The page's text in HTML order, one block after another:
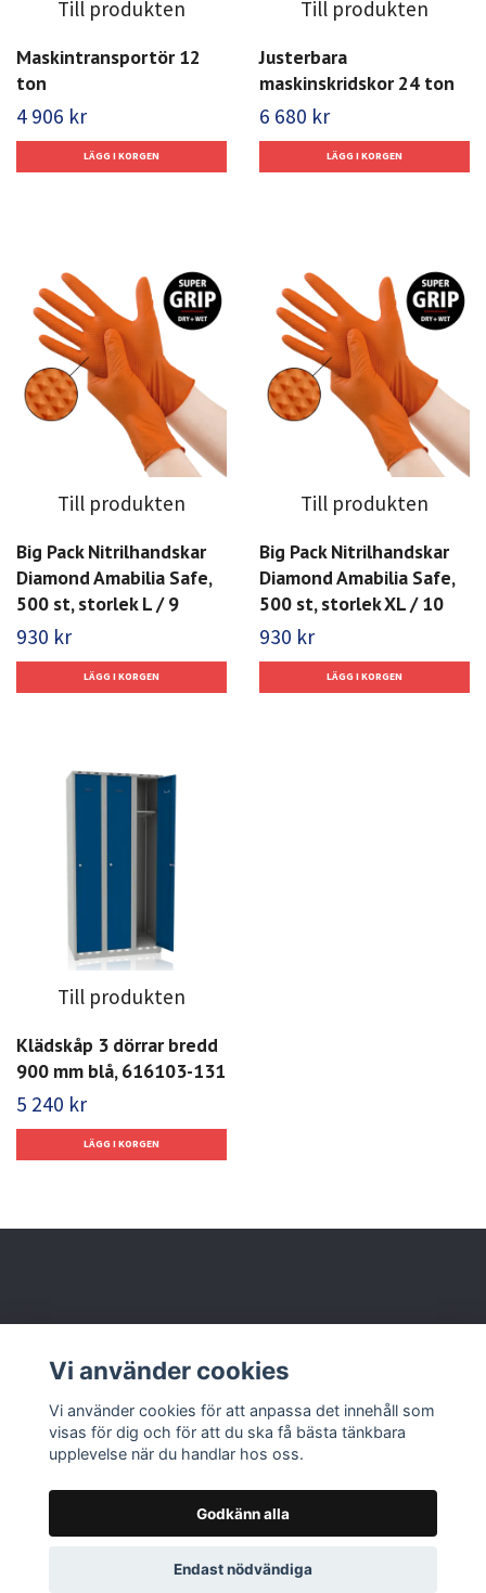
Till produkten
Maskintransportör 12
ton
4 906 kr
Till produkten
Justerbara
maskinskridskor 24 ton
6 680 kr
Till produkten
Big Pack Nitrilhandskar
Diamond Amabilia Safe,
500 st, storlek L / 9
930 kr
Till produkten
Big Pack Nitrilhandskar
Diamond Amabilia Safe,
500 st, storlek XL / 10
930 kr
Till produkten
Klädskåp 3 dörrar bredd
900 mm blå, 616103-131
5 240 kr
Läs mer
© 2026 Nolbox AB
Vi använder cookies
Vi använder cookies för att anpassa det innehåll som
visas för dig och för att du ska få bästa tänkbara
upplevelse när du handlar hos oss.
Godkänn alla
Endast nödvändiga